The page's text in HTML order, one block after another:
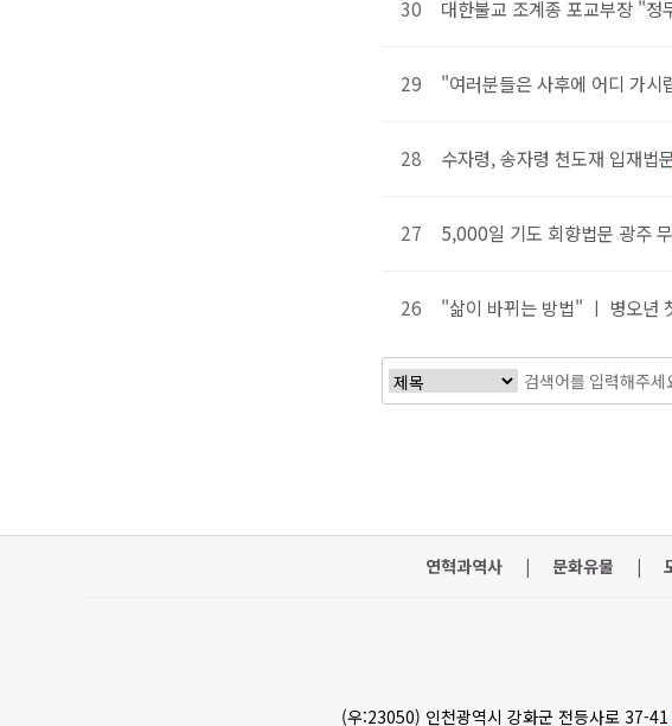
30 대한불교 조계종 포교부장 "정
29 "여러분들은 사후에 어디 가시
28 수자령, 송자령 천도재 입재법
27 5,000일 기도 회향법문 광주
26 "삶이 바뀌는 방법" ㅣ 병오년
연혁과역사 | 문화유물 |
(우:23050) 인천광역시 강화군 전등사로 37-41